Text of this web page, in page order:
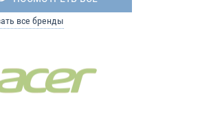
все бренды